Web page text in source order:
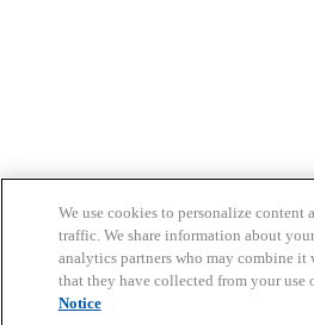
We use cookies to personalize content
traffic. We share information about
analytics partners who may combine
that they have collected from your
Notice